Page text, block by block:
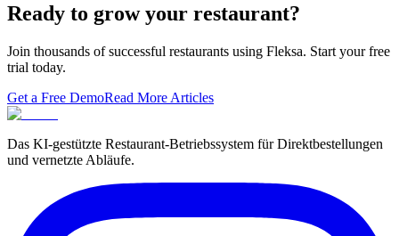
Ready to grow your restaurant?
Join thousands of successful restaurants using Fleksa. Start your free
trial today.
Get a Free DemoRead More Articles
Das KI-gestützte Restaurant-Betriebssystem für Direktbestellungen
und vernetzte Abläufe.